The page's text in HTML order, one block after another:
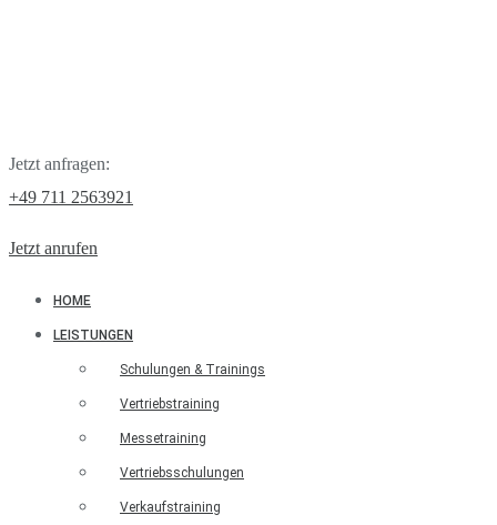
Jetzt anfragen:
+49 711 2563921
Jetzt anrufen
HOME
LEISTUNGEN
Schulungen & Trainings
Vertriebstraining
Messetraining
Vertriebsschulungen
Verkaufstraining